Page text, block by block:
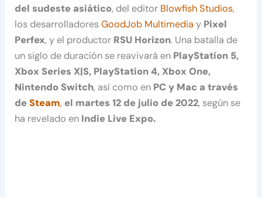
del sudeste asiático, del editor Blowfish Studios,
los desarrolladoresGoodJob Multimedia y Pixel
Perfex, y el productor RSU Horizon. Una batalla de
un siglo de duración se reavivará en PlayStation 5,
Xbox Series X|S, PlayStation 4, Xbox One,
Nintendo Switch, así como en PC y Mac a través
deSteam, el martes 12 de julio de 2022, según se
ha revelado en Indie Live Expo.